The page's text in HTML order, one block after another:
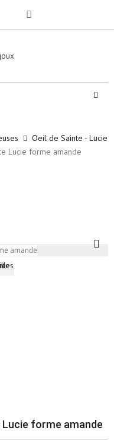
Oeil de Sainte - Lucie
Lucie forme amande
Lucie forme amande